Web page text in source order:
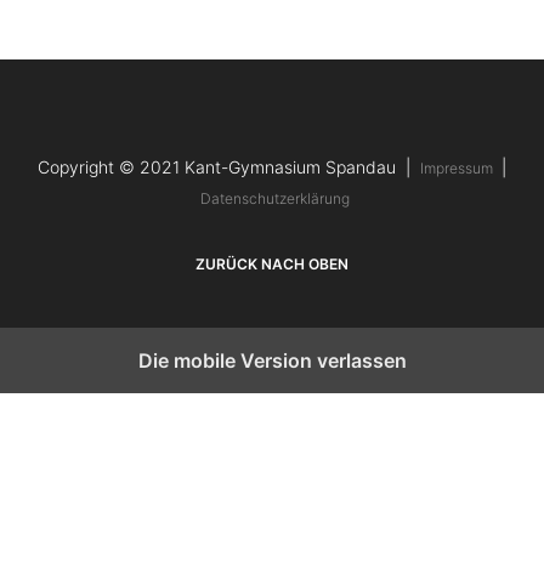
Copyright © 2021 Kant-Gymnasium Spandau | Impressum
Datenschutzerklärung
ZURÜCK NACH OBEN
Die mobile Version verlassen